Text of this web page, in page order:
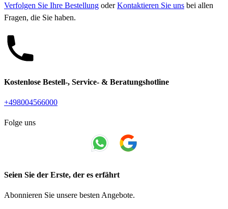
Verfolgen Sie Ihre Bestellung oderKontaktieren Sie uns bei allen
Fragen, die Sie haben.
Kostenlose Bestell-, Service- & Beratungshotline
+498004566000
Folge uns
Seien Sie der Erste, der es erfährt
Abonnieren Sie unsere besten Angebote.